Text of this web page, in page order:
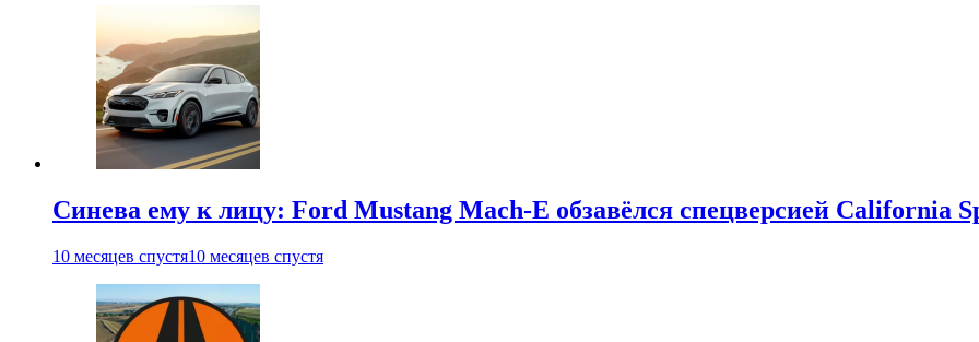
Синева ему к лицу: Ford Mustang Mach-E обзавёлся спецверсией California
10 месяцев спустя10 месяцев спустя